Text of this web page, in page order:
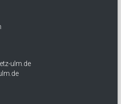
ulm.de